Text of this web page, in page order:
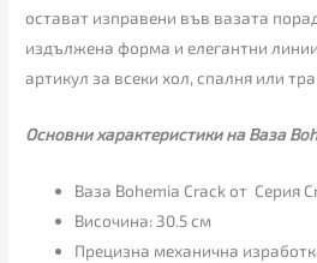
остават изправени във вазата
издължена форма и елегантни
артикул за всеки хол, спалня или
Основни характеристики на Ваза
Ваза Bohemia Crack от Серия
Височина: 30.5 см
Прецизна механична